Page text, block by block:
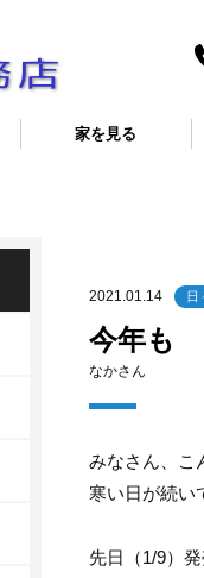
家を見る
2021.01.14 日
今年も
なかさん
みなさん、こ
寒い日が続い
先日（1/9）